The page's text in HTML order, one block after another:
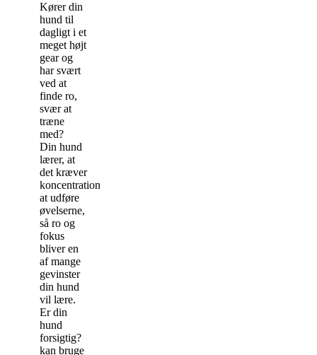
Kører din
hund til
dagligt i et
meget højt
gear og
har svært
ved at
finde ro,
svær at
træne
med?
Din hund
lærer, at
det kræver
koncentration
at udføre
øvelserne,
så ro og
fokus
bliver en
af mange
gevinster
din hund
vil lære.
Er din
hund
forsigtig?
kan bruge